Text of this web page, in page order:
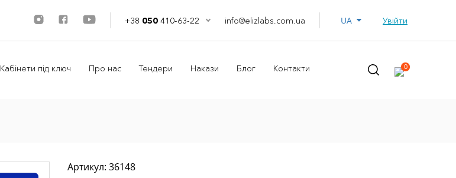
+38 050 410-63-22 info@elizlabs.com.ua Увійти
Кабінети під ключ Про нас Тендери Накази Блог Контакти 0
Артикул: 36148